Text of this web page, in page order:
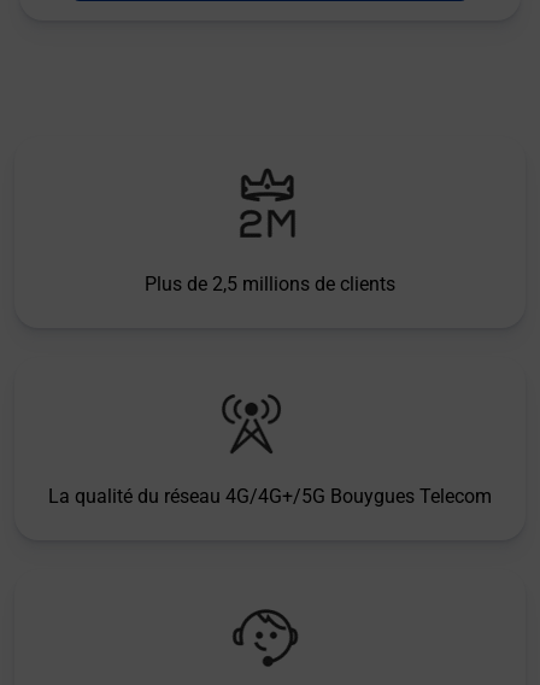
Plus de 2,5 millions de clients
La qualité du réseau 4G/4G+/5G Bouygues Telecom